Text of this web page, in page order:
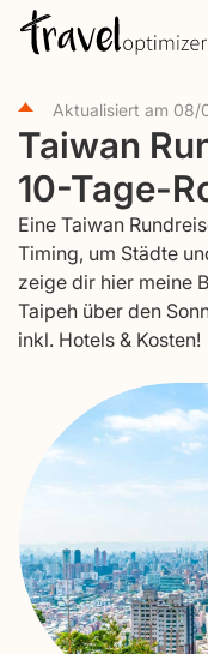
Aktualisiert am 08/
Taiwan
10-Tage-
Eine Taiwan
Timing, um Städte
zeige dir hier meine
Taipeh über den
inkl. Hotels & Kosten!